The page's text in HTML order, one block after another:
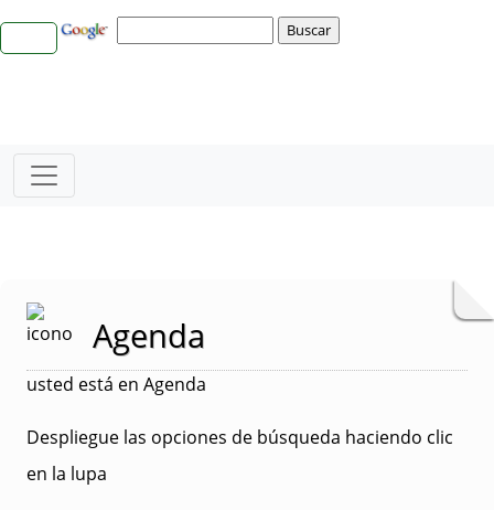
Agenda
usted está en Agenda
Despliegue las opciones de búsqueda haciendo clic
en la lupa